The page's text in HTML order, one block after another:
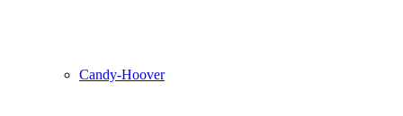
Candy-Hoover